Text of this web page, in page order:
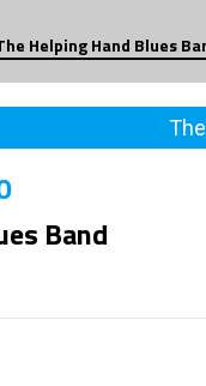
Helping Hand Blues
Band